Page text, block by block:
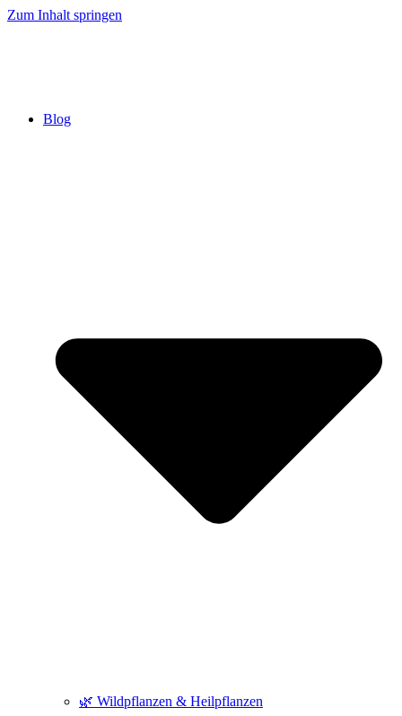
Zum Inhalt springen
Blog
🌿 Wildpflanzen & Heilpflanzen